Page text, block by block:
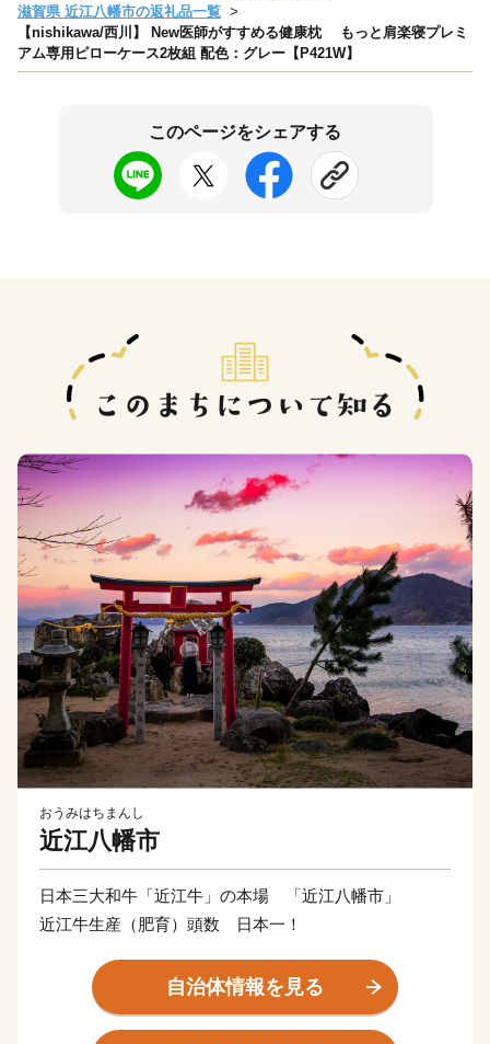
滋賀県 近江八幡市の返礼品一覧
【nishikawa/西川】 New医師がすすめる健康枕 もっと肩楽寝プレミ
アム専用ピローケース2枚組 配色：グレー【P421W】
このページをシェアする
おうみはちまんし
近江八幡市
日本三大和牛「近江牛」の本場 「近江八幡市」
近江牛生産（肥育）頭数 日本一！
自治体情報を見る